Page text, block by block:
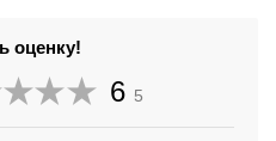
оценку!
6 5